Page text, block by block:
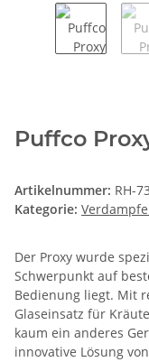
Puffco
Artikelnummer: RH-
Kategorie:
Der Proxy wurde
Schwerpunkt auf
Bedienung liegt. Mit
Glaseinsatz für
kaum ein anderes
innovative Lösung